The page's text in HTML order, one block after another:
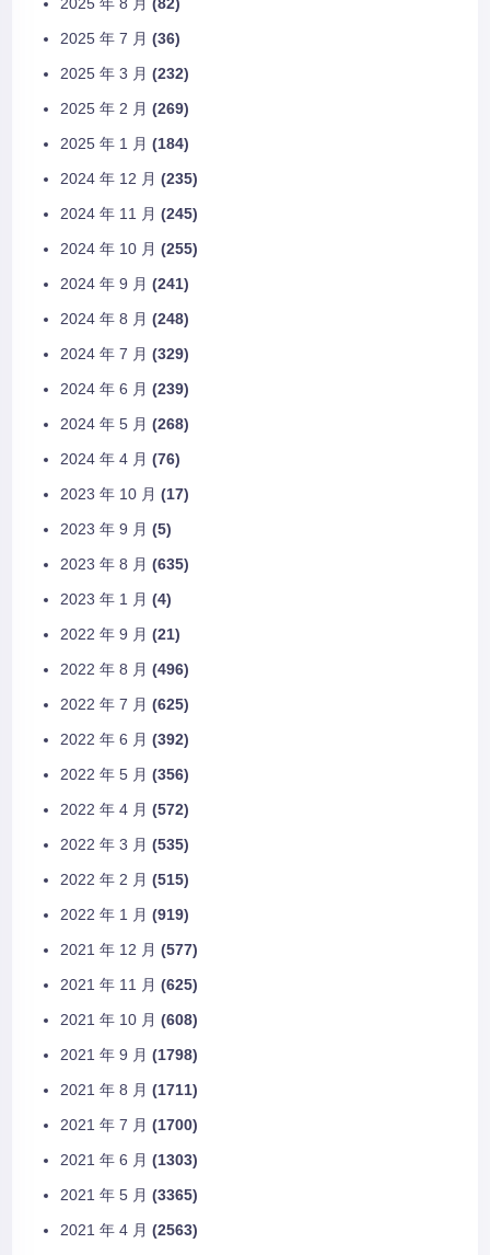
2025 年 7 月 (36)
2025 年 3 月 (232)
2025 年 2 月 (269)
2025 年 1 月 (184)
2024 年 12 月 (235)
2024 年 11 月 (245)
2024 年 10 月 (255)
2024 年 9 月 (241)
2024 年 8 月 (248)
2024 年 7 月 (329)
2024 年 6 月 (239)
2024 年 5 月 (268)
2024 年 4 月 (76)
2023 年 10 月 (17)
2023 年 9 月 (5)
2023 年 8 月 (635)
2023 年 1 月 (4)
2022 年 9 月 (21)
2022 年 8 月 (496)
2022 年 7 月 (625)
2022 年 6 月 (392)
2022 年 5 月 (356)
2022 年 4 月 (572)
2022 年 3 月 (535)
2022 年 2 月 (515)
2022 年 1 月 (919)
2021 年 12 月 (577)
2021 年 11 月 (625)
2021 年 10 月 (608)
2021 年 9 月 (1798)
2021 年 8 月 (1711)
2021 年 7 月 (1700)
2021 年 6 月 (1303)
2021 年 5 月 (3365)
2021 年 4 月 (2563)